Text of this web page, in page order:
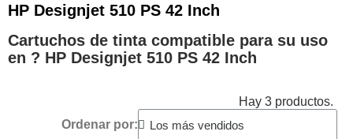
HP Designjet 510 PS 42 Inch
Cartuchos de tinta compatible para su uso
en ?️ HP Designjet 510 PS 42 Inch
Hay 3 productos.
Ordenar por: